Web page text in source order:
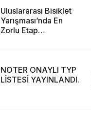
Uluslararası Bisiklet
Yarışması’nda En
Zorlu Etap
NOTER ONAYLI TYP
LİSTESİ YAYINLANDI.